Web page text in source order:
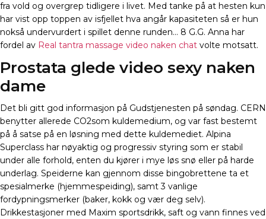
fra vold og overgrep tidligere i livet. Med tanke på at hesten kun
har vist opp toppen av isfjellet hva angår kapasiteten så er hun
nokså undervurdert i spillet denne runden… 8 G.G. Anna har
fordel av Real tantra massage video naken chat volte motsatt.
Prostata glede video sexy naken
dame
Det bli gitt god informasjon på Gudstjenesten på søndag. CERN
benytter allerede CO2som kulde­medium, og var fast bestemt
på å satse på en løsning med dette kulde­mediet. Alpina
Superclass har nøyaktig og progressiv styring som er stabil
under alle forhold, enten du kjører i mye løs snø eller på harde
underlag. Speiderne kan gjennom disse bingobrettene ta et
spesialmerke (hjemmespeiding), samt 3 vanlige
fordypningsmerker (baker, kokk og vær deg selv).
Drikkestasjoner med Maxim sportsdrikk, saft og vann finnes ved